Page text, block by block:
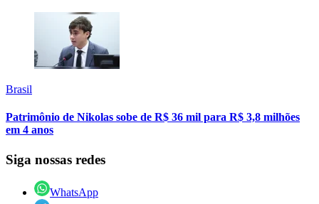
Brasil
Patrimônio de Nikolas sobe de R$ 36 mil para R$ 3,8 milhões
em 4 anos
Siga nossas redes
WhatsApp